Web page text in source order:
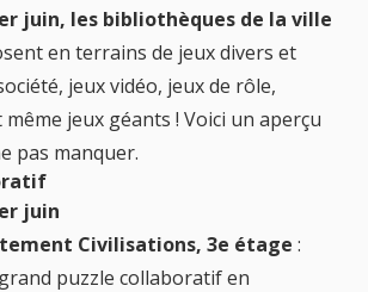
juin, les bibliothèques de la ville
en terrains de jeux divers et
jeux vidéo, jeux de rôle,
jeux géants ! Voici un aperçu
pas manquer.
juin
Civilisations, 3e étage :
puzzle collaboratif en